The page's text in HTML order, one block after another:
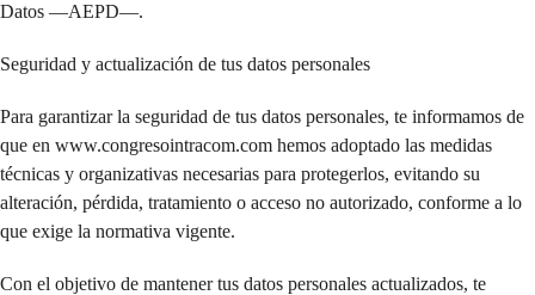
Datos —AEPD—.
Seguridad y actualización de tus datos personales
Para garantizar la seguridad de tus datos personales, te informamos de
que en www.congresointracom.com hemos adoptado las medidas
técnicas y organizativas necesarias para protegerlos, evitando su
alteración, pérdida, tratamiento o acceso no autorizado, conforme a lo
que exige la normativa vigente.
Con el objetivo de mantener tus datos personales actualizados, te